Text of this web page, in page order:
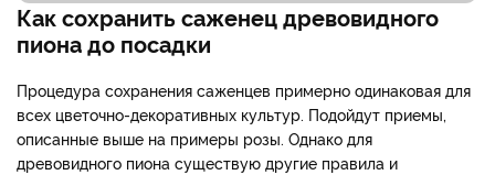
Как сохранить саженец древовидного
пиона до посадки
Процедура сохранения саженцев примерно одинаковая для
всех цветочно-декоративных культур. Подойдут приемы,
описанные выше на примеры розы. Однако для
древовидного пиона существую другие правила и